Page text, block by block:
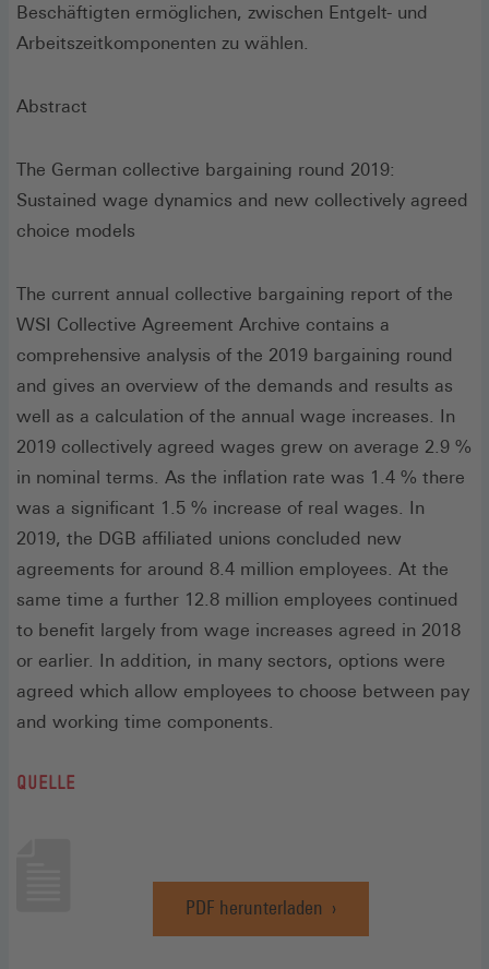
Beschäftigten ermöglichen, zwischen Entgelt- und
Arbeitszeitkomponenten zu wählen.
Abstract
The German collective bargaining round 2019:
Sustained wage dynamics and new collectively agreed
choice models
The current annual collective bargaining report of the
WSI Collective Agreement Archive contains a
comprehensive analysis of the 2019 bargaining round
and gives an overview of the demands and results as
well as a calculation of the annual wage increases. In
2019 collectively agreed wages grew on average 2.9 %
in nominal terms. As the inflation rate was 1.4 % there
was a significant 1.5 % increase of real wages. In
2019, the DGB affiliated unions concluded new
agreements for around 8.4 million employees. At the
same time a further 12.8 million employees continued
to benefit largely from wage increases agreed in 2018
or earlier. In addition, in many sectors, options were
agreed which allow employees to choose between pay
and working time components.
QUELLE
PDF herunterladen
(Öffnet
in